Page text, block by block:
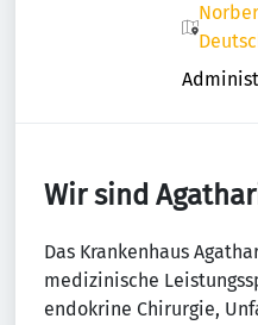
Wir sind
Das Krankenhaus
medizinische
endokrine Chirurgie,